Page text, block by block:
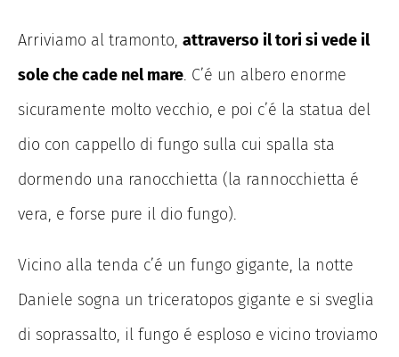
Arriviamo al tramonto, attraverso il tori si vede il
sole che cade nel mare. C’é un albero enorme
sicuramente molto vecchio, e poi c’é la statua del
dio con cappello di fungo sulla cui spalla sta
dormendo una ranocchietta (la rannocchietta é
vera, e forse pure il dio fungo).
Vicino alla tenda c’é un fungo gigante, la notte
Daniele sogna un triceratopos gigante e si sveglia
di soprassalto, il fungo é esploso e vicino troviamo